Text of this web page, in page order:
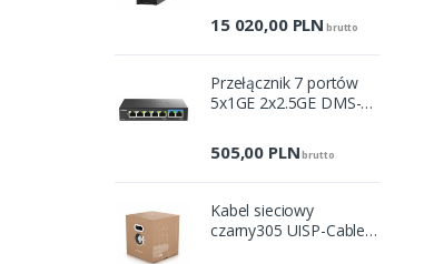
15 020,00 PLN brutto
Przełącznik 7 portów
5x1GE 2x2.5GE DMS-
505,00 PLNbrutto
Kabel sieciowy
czarny305 UISP-Cable-